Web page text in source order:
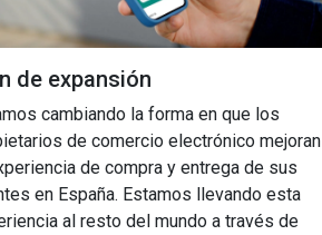
de expansión
cambiando la forma en que los
de comercio electrónico mejoran
de compra y entrega de sus
en España. Estamos llevando esta
al resto del mundo a través de